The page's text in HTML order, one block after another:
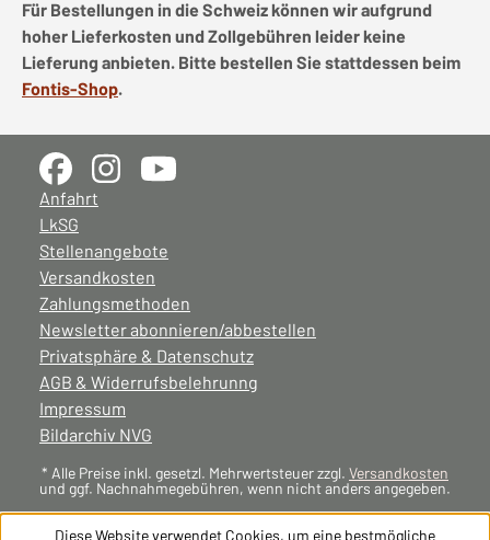
Für Bestellungen in die Schweiz können wir aufgrund
hoher Lieferkosten und Zollgebühren leider keine
Lieferung anbieten. Bitte bestellen Sie stattdessen beim
Fontis-Shop.
Anfahrt
LkSG
Stellenangebote
Versandkosten
Zahlungsmethoden
Newsletter abonnieren/abbestellen
Privatsphäre & Datenschutz
AGB & Widerrufsbelehrunng
Impressum
Bildarchiv NVG
* Alle Preise inkl. gesetzl. Mehrwertsteuer zzgl. Versandkosten
und ggf. Nachnahmegebühren, wenn nicht anders angegeben.
Diese Website verwendet Cookies, um eine bestmögliche